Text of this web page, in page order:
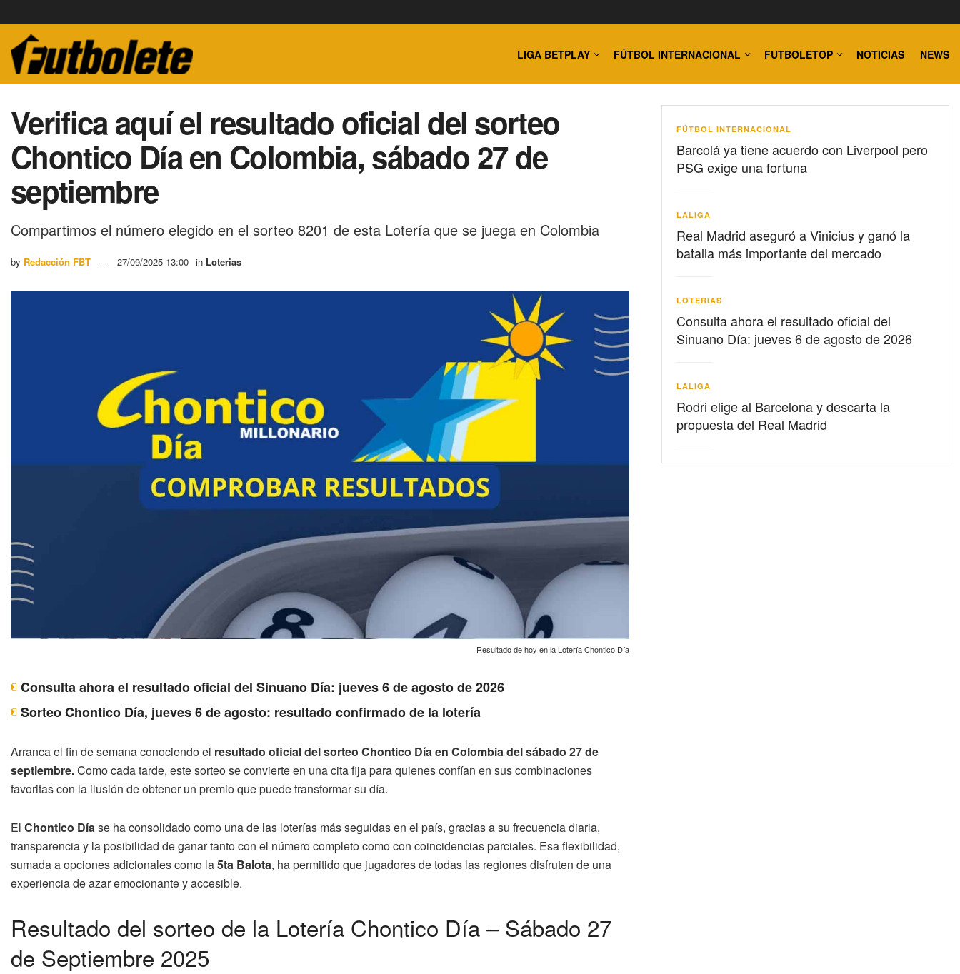
LIGA BETPLAY FÚTBOL INTERNACIONAL FUTBOLETOP NOTICIAS NEWS
Verifica aquí el resultado oficial del sorteo
Chontico Día en Colombia, sábado 27 de
septiembre
Compartimos el número elegido en el sorteo 8201 de esta Lotería que se juega en Colombia
by Redacción FBT 27/09/2025 13:00 in Loterias
Resultado de hoy en la Lotería Chontico Día
Consulta ahora el resultado oficial del Sinuano Día: jueves 6 de agosto de 2026
Sorteo Chontico Día, jueves 6 de agosto: resultado confirmado de la lotería
Arranca el fin de semana conociendo el resultado oficial del sorteo Chontico Día en Colombia del sábado 27 de
septiembre.Como cada tarde, este sorteo se convierte en una cita fija para quienes confían en sus combinaciones
favoritas con la ilusión de obtener un premio que puede transformar su día.
El Chontico Díase ha consolidado como una de las loterías más seguidas en el país, gracias a su frecuencia diaria,
transparencia y la posibilidad de ganar tanto con el número completo como con coincidencias parciales. Esa flexibilidad,
sumada a opciones adicionales como la5ta Balota, ha permitido que jugadores de todas las regiones disfruten de una
experiencia de azar emocionante y accesible.
Resultado del sorteo de la Lotería Chontico Día – Sábado 27
de Septiembre 2025
FÚTBOL INTERNACIONAL
Barcolá ya tiene acuerdo con Liverpool pero
PSG exige una fortuna
LALIGA
Real Madrid aseguró a Vinicius y ganó la
batalla más importante del mercado
LOTERIAS
Consulta ahora el resultado oficial del
Sinuano Día: jueves 6 de agosto de 2026
LALIGA
Rodri elige al Barcelona y descarta la
propuesta del Real Madrid